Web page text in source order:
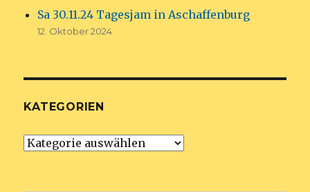
Sa 30.11.24 Tagesjam in Aschaffenburg
12. Oktober 2024
KATEGORIEN
Kategorien